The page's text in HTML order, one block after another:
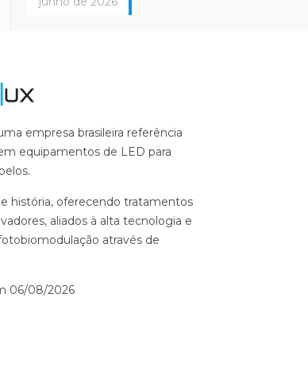
empresa brasileira referência
equipamentos de LED para
história, oferecendo tratamentos
aliados à alta tecnologia e
através de
06/08/2026